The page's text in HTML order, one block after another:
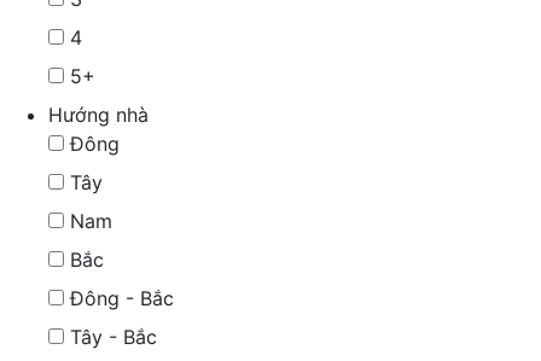
4
5+
Hướng nhà
Đông
Tây
Nam
Bắc
Đông - Bắc
Tây - Bắc